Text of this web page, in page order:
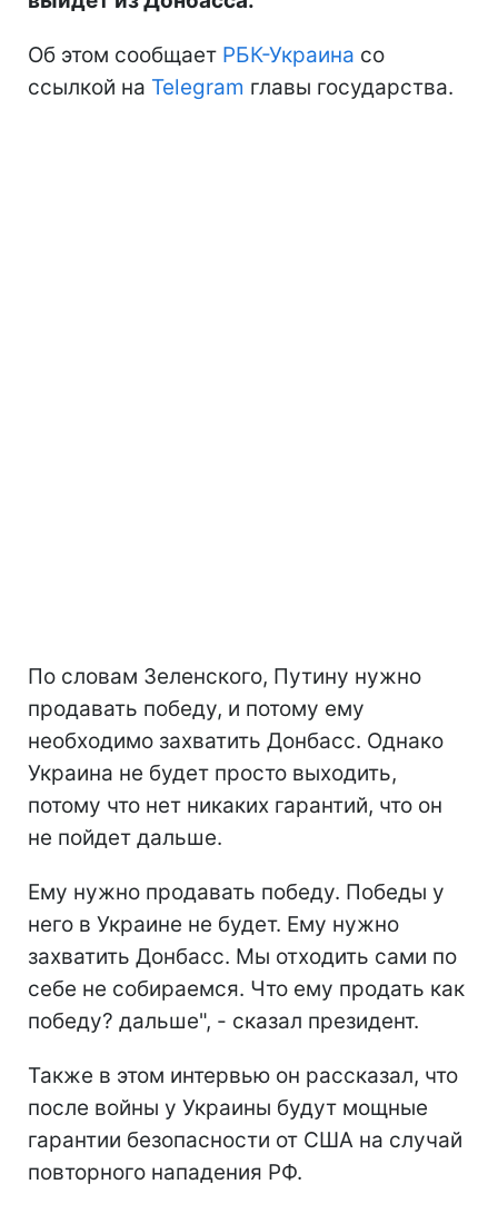
Об этом сообщает РБК-Украина со
ссылкой на Telegram главы государства.
По словам Зеленского, Путину нужно
продавать победу, и потому ему
необходимо захватить Донбасс. Однако
Украина не будет просто выходить,
потому что нет никаких гарантий, что он
не пойдет дальше.
Ему нужно продавать победу. Победы у
него в Украине не будет. Ему нужно
захватить Донбасс. Мы отходить сами по
себе не собираемся. Что ему продать как
победу? дальше", - сказал президент.
Также в этом интервью он рассказал, что
после войны у Украины будут мощные
гарантии безопасности от США на случай
повторного нападения РФ.